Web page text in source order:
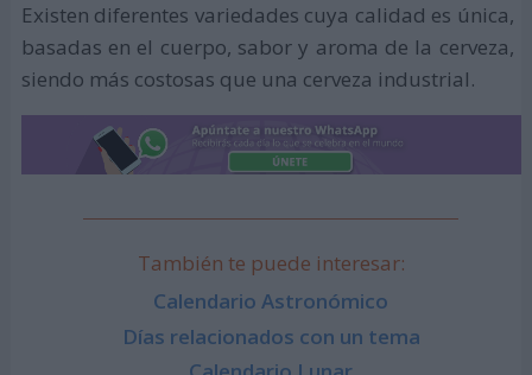
Existen diferentes variedades cuya calidad es única,
basadas en el cuerpo, sabor y aroma de la cerveza,
siendo más costosas que una cerveza industrial.
También te puede interesar:
Calendario Astronómico
Días relacionados con un tema